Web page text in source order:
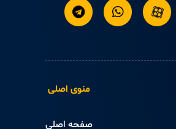
منوی اصلی
صفحه اصلی